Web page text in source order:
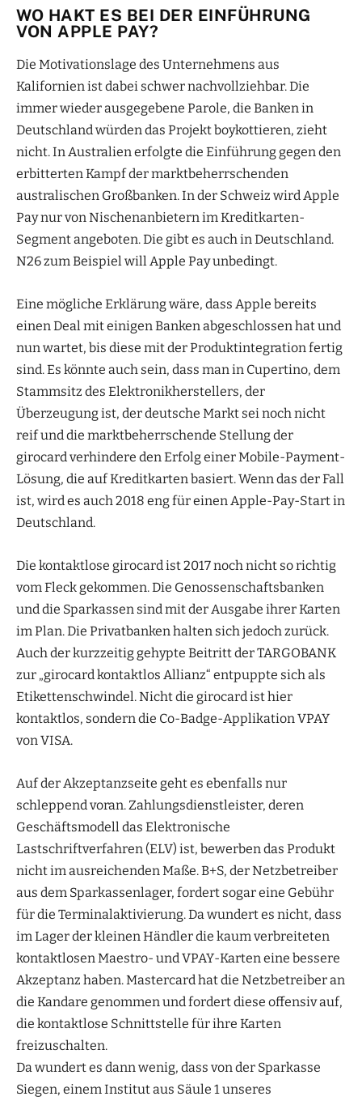
WO HAKT ES BEI DER EINFÜHRUNG
VON APPLE PAY?
Die Motivationslage des Unternehmens aus
Kalifornien ist dabei schwer nachvollziehbar. Die
immer wieder ausgegebene Parole, die Banken in
Deutschland würden das Projekt boykottieren, zieht
nicht. In Australien erfolgte die Einführung gegen den
erbitterten Kampf der marktbeherrschenden
australischen Großbanken. In der Schweiz wird Apple
Pay nur von Nischenanbietern im Kreditkarten-
Segment angeboten. Die gibt es auch in Deutschland.
N26 zum Beispiel will Apple Pay unbedingt.
Eine mögliche Erklärung wäre, dass Apple bereits
einen Deal mit einigen Banken abgeschlossen hat und
nun wartet, bis diese mit der Produktintegration fertig
sind. Es könnte auch sein, dass man in Cupertino, dem
Stammsitz des Elektronikherstellers, der
Überzeugung ist, der deutsche Markt sei noch nicht
reif und die marktbeherrschende Stellung der
girocard verhindere den Erfolg einer Mobile-Payment-
Lösung, die auf Kreditkarten basiert. Wenn das der Fall
ist, wird es auch 2018 eng für einen Apple-Pay-Start in
Deutschland.
Die kontaktlose girocard ist 2017 noch nicht so richtig
vom Fleck gekommen. Die Genossenschaftsbanken
und die Sparkassen sind mit der Ausgabe ihrer Karten
im Plan. Die Privatbanken halten sich jedoch zurück.
Auch der kurzzeitig gehypte Beitritt der TARGOBANK
zur „girocard kontaktlos Allianz“ entpuppte sich als
Etikettenschwindel. Nicht die girocard ist hier
kontaktlos, sondern die Co-Badge-Applikation VPAY
von VISA.
Auf der Akzeptanzseite geht es ebenfalls nur
schleppend voran. Zahlungsdienstleister, deren
Geschäftsmodell das Elektronische
Lastschriftverfahren (ELV) ist, bewerben das Produkt
nicht im ausreichenden Maße. B+S, der Netzbetreiber
aus dem Sparkassenlager, fordert sogar eine Gebühr
für die Terminalaktivierung. Da wundert es nicht, dass
im Lager der kleinen Händler die kaum verbreiteten
kontaktlosen Maestro- und VPAY-Karten eine bessere
Akzeptanz haben. Mastercard hat die Netzbetreiber an
die Kandare genommen und fordert diese offensiv auf,
die kontaktlose Schnittstelle für ihre Karten
freizuschalten.
Da wundert es dann wenig, dass von der Sparkasse
Siegen, einem Institut aus Säule 1 unseres